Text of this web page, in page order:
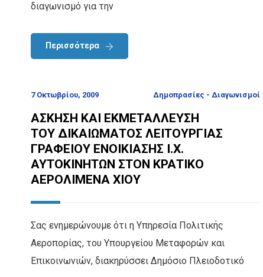
διαγωνισμό για την
Περισσότερα
7 Οκτωβρίου, 2009 Δημοπρασίες - Διαγωνισμοί
ΑΣΚΗΣΗ ΚΑΙ ΕΚΜΕΤΑΛΛΕΥΣΗ
ΤΟΥ ΔΙΚΑΙΩΜΑΤΟΣ ΛΕΙΤΟΥΡΓΙΑΣ
ΓΡΑΦΕΙΟΥ ΕΝΟΙΚΙΑΣΗΣ Ι.Χ.
ΑΥΤΟΚΙΝΗΤΩΝ ΣΤΟΝ ΚΡΑΤΙΚΟ
ΑΕΡΟΛΙΜΕΝΑ ΧΙΟΥ
Σας ενημερώνουμε ότι η Υπηρεσία Πολιτικής
Αεροπορίας, του Υπουργείου Μεταφορών και
Επικοινωνιών, διακηρύσσει Δημόσιο Πλειοδοτικό